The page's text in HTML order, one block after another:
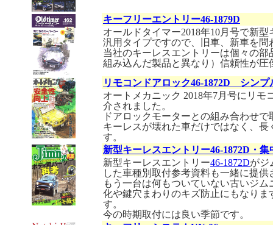
キーフリーエントリー46-1879D
オールドタイマー2018年10月号で新
汎用タイプですので、旧車、新車を問
当社のキーレスエントリーは個々の
組み込んだ製品と異なり）信頼性が圧
リモコンドアロック46-1872D シンプ
オートメカニック 2018年7月号にリ
介されました。
ドアロックモーターとの組み合わせ
キーレスが壊れた車だけではなく、
す。
新型キーレスエントリー46-1872D・
新型キーレスエントリー46-1872Dがジ
した車種別取付参考資料も一緒に提
もう一台は何もついていない古いジム
化や鍵穴まわりのキズ防止にもなり
す。
今の時期取付には良い季節です。